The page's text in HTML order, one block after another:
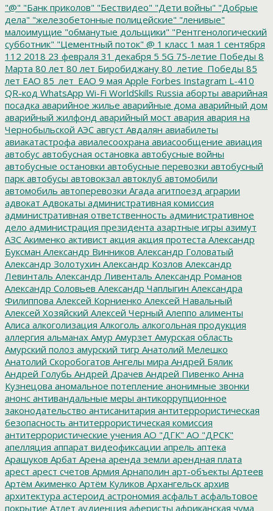
"@" "Банк приколов" "Бествидео" "Дети войны" "Добрые
дела" "железобетонные полицейские" "ленивые"
малоимущие "обманутые дольщики" "Рентгенологический
субботник" "Цементный поток" @ 1 класс 1 мая 1 сентября
112 2018 23 февраля 31 декабря 5 5G 75-летие Победы 8
Марта 80 лет 80 лет Биробиджану 80_летие_Победы 85
лет ЕАО 85_лет_ЕАО 9 мая Apple Forbes Instagram L-410
QR-код WhatsApp Wi-Fi WorldSkills Russia аборты аварийная
посадка аварийное жилье аварийные дома аварийный дом
аварийный жилфонд аварийный мост авария авария на
Чернобыльской АЭС август Авдалян авиабилеты
авиакатастрофа авиалесоохрана авиасообщение авиация
автобус автобусная остановка автобусные войны
автобусные остановки автобусные перевозки автобусный
парк автобусы автовокзал автоклуб автомобили
автомобиль автоперевозки Агада агитпоезд аграрии
адвокат Адвокаты административная комиссия
административная ответственность административное
дело администрация президента азартные игры азимут
АЗС Акименко активист акция акция протеста Александр
Буксман Александр Винников Александр Головатый
Александр Золотухин Александр Козлов Александр
Левинталь Александр Ливенталь Александр Романов
Александр Соловьев Александр Чаплыгин Александра
Филиппова Алексей Корниенко Алексей Навальный
Алексей Хозяйский Алексей Черный Алеппо алименты
Алиса алкоголизация Алкоголь алкогольная продукция
аллергия альманах Амур Амурзет Амурская область
Амурский полоз амурский тигр Анатолий Мелешко
Анатолий Скоробогатов Ангелы мира Андрей Бялик
Андрей Голубь Андрей Драчев Андрей Пивенко Анна
Кузнецова аномальное потепление анонимные звонки
анонс антивандальные меры антикоррупционное
законодательство антисанитария антитеррористическая
безопасность антитеррористическая комиссия
антитеррористические учения АО "ДГК" АО "ДРСК"
апелляция аппарат видеофиксации апрель аптека
Арашуков Арбат Арена аренда земли арендная плата
арест арест счетов Армия Арнаполин арт-объекты Артеев
Артём Акименко Артём Куликов Архангельск архив
архитектура астероид астрономия асфальт асфальтовое
покрытие Атлет аудиенция аферисты африканская чума